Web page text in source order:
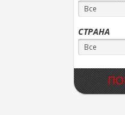
Все
СТРАНА
Все